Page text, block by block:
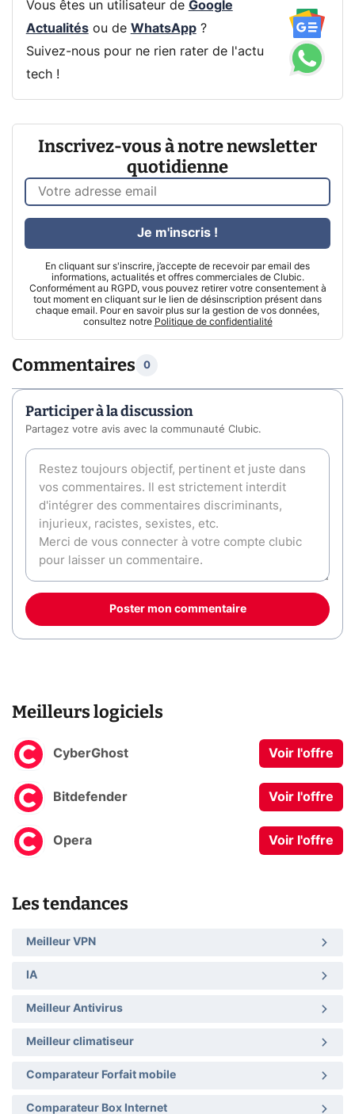
Vous êtes un utilisateur de Google
Actualitésou de WhatsApp?
Suivez-nous pour ne rien rater de l'actu
tech !
Inscrivez-vous à notre newsletter
quotidienne
En cliquant sur s'inscrire, j’accepte de recevoir par email des
informations, actualités et offres commerciales de Clubic.
Conformément au RGPD, vous pouvez retirer votre consentement à
tout moment en cliquant sur le lien de désinscription présent dans
chaque email. Pour en savoir plus sur la gestion de vos données,
consultez notre Politique de confidentialité
Je m'inscris !
Commentaires 0
Participer à la discussion
Partagez votre avis avec la communauté Clubic.
Poster mon commentaire
Meilleurs logiciels
CyberGhost Voir l'offre
Bitdefender Voir l'offre
Opera Voir l'offre
Les tendances
Meilleur VPN
IA
Meilleur Antivirus
Meilleur climatiseur
Comparateur Forfait mobile
Comparateur Box Internet